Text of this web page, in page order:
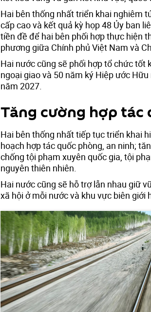
Hai bên thống nhất triển khai nghiêm
cấp cao và kết quả kỳ họp 48 Ủy ban
tiền đề để hai bên phối hợp thực hiện
phương giữa Chính phủ Việt Nam và
Hai nước cũng sẽ phối hợp tổ chức tốt
ngoại giao và 50 năm ký Hiệp ước
năm 2027.
Tăng cường hợp tác
Hai bên thống nhất tiếp tục triển khai
hoạch hợp tác quốc phòng, an ninh;
chống tội phạm xuyên quốc gia, tội
nguyên thiên nhiên.
Hai nước cũng sẽ hỗ trợ lẫn nhau giữ
xã hội ở mỗi nước và khu vực biên giới